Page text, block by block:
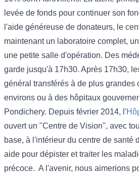
levée de fonds pour continuer son
l'aide généreuse de donateurs, le
maintenant un laboratoire complet,
une petite salle d'opération. Des
garde jusqu'à 17h30. Après 17h30,
général transférés à de plus grandes
environs ou à des hôpitaux
Pondichery. Depuis février 2014, l'
ouvert un "Centre de Vision", avec
base, à l'intérieur du centre de santé
aide pour dépister et traiter les
précoce. A l'avenir, nous aimerions